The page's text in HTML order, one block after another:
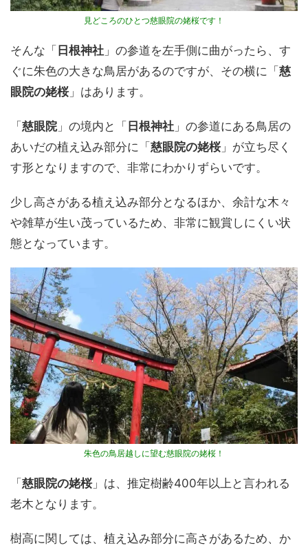
見どころのひとつ慈眼院の姥桜です！
そんな「 日根神社 」の参道を左手側に曲がったら、す
ぐに朱色の大きな鳥居があるのですが、その横に「 慈
眼院の姥桜」はあります。
「 慈眼院」の境内と「 日根神社 」の参道にある鳥居の
あいだの植え込み部分に「 慈眼院の姥桜」が立ち尽く
す形となりますので、非常にわかりずらいです。
少し高さがある植え込み部分となるほか、余計な木々
や雑草が生い茂っているため、非常に観賞しにくい状
態となっています。
朱色の鳥居越しに望む慈眼院の姥桜！
「 慈眼院の姥桜」は、推定樹齢400年以上と言われる
老木となります。
樹高に関しては、植え込み部分に高さがあるため、か